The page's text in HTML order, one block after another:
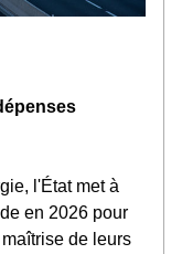
l'État met à
en 2026 pour
de leurs